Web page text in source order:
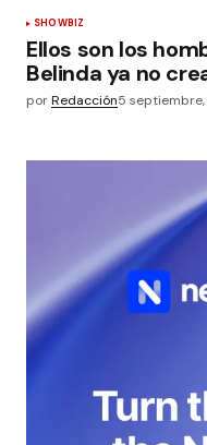
SHOWBIZ
Ellos son los
Belinda ya no
porRedacción5 septiembre,